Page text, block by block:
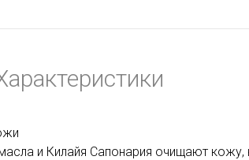
и Килайя Сапонария очищают кожу,